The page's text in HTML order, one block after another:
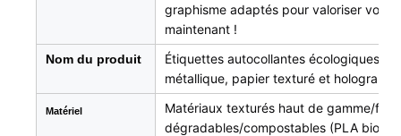
graphisme adaptés pour valoriser votre
maintenant !
Nom du produit
Étiquettes autocollantes écologiques
métallique, papier texturé et
Matériel
Matériaux texturés haut de gamme/
dégradables/compostables (PLA